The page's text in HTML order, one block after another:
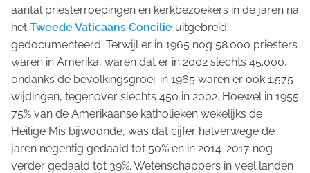
aantal priesterroepingen en kerkbezoekers in de jaren na
het Tweede Vaticaans Concilie uitgebreid
gedocumenteerd. Terwijl er in 1965 nog 58.000 priesters
waren in Amerika, waren dat er in 2002 slechts 45.000,
ondanks de bevolkingsgroei: in 1965 waren er ook 1.575
wijdingen, tegenover slechts 450 in 2002. Hoewel in 1955
75% van de Amerikaanse katholieken wekelijks de
Heilige Mis bijwoonde, was dat cijfer halverwege de
jaren negentig gedaald tot 50% en in 2014-2017 nog
verder gedaald tot 39%. Wetenschappers in veel landen